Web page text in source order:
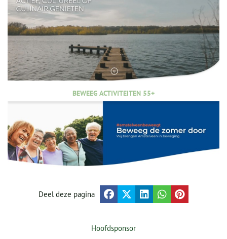
BEWEEG ACTIVITEITEN 55+
Deel deze pagina
Hoofdsponsor